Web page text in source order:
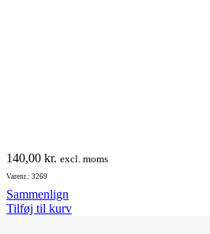
140,00 kr. excl. moms
Varenr.: 3269
Sammenlign
Tilføj til kurv